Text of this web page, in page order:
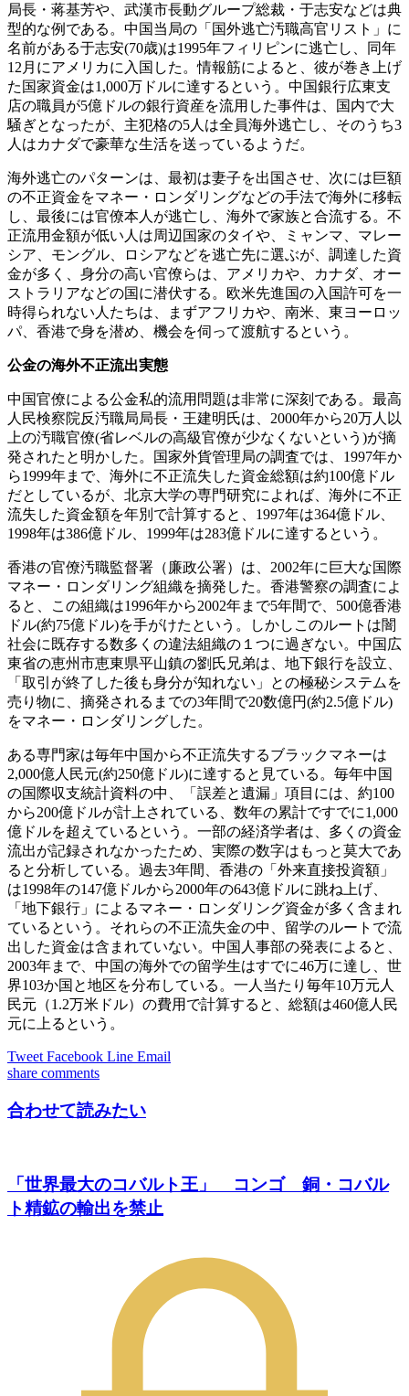
局長・蒋基芳や、武漢市長動グループ総裁・于志安などは典
型的な例である。中国当局の「国外逃亡汚職高官リスト」に
名前がある于志安(70歳)は1995年フィリピンに逃亡し、同年
12月にアメリカに入国した。情報筋によると、彼が巻き上げ
た国家資金は1,000万ドルに達するという。中国銀行広東支
店の職員が5億ドルの銀行資産を流用した事件は、国内で大
騒ぎとなったが、主犯格の5人は全員海外逃亡し、そのうち3
人はカナダで豪華な生活を送っているようだ。
海外逃亡のパターンは、最初は妻子を出国させ、次には巨額
の不正資金をマネー・ロンダリングなどの手法で海外に移転
し、最後には官僚本人が逃亡し、海外で家族と合流する。不
正流用金額が低い人は周辺国家のタイや、ミャンマ、マレー
シア、モングル、ロシアなどを逃亡先に選ぶが、調達した資
金が多く、身分の高い官僚らは、アメリカや、カナダ、オー
ストラリアなどの国に潜伏する。欧米先進国の入国許可を一
時得られない人たちは、まずアフリカや、南米、東ヨーロッ
パ、香港で身を潜め、機会を伺って渡航するという。
公金の海外不正流出実態
中国官僚による公金私的流用問題は非常に深刻である。最高
人民検察院反汚職局局長・王建明氏は、2000年から20万人以
上の汚職官僚(省レベルの高級官僚が少なくないという)が摘
発されたと明かした。国家外貨管理局の調査では、1997年か
ら1999年まで、海外に不正流失した資金総額は約100億ドル
だとしているが、北京大学の専門研究によれば、海外に不正
流失した資金額を年別で計算すると、1997年は364億ドル、
1998年は386億ドル、1999年は283億ドルに達するという。
香港の官僚汚職監督署（廉政公署）は、2002年に巨大な国際
マネー・ロンダリング組織を摘発した。香港警察の調査によ
ると、この組織は1996年から2002年まで5年間で、500億香港
ドル(約75億ドル)を手がけたという。しかしこのルートは闇
社会に既存する数多くの違法組織の１つに過ぎない。中国広
東省の恵州市恵東県平山鎮の劉氏兄弟は、地下銀行を設立、
「取引が終了した後も身分が知れない」との極秘システムを
売り物に、摘発されるまでの3年間で20数億円(約2.5億ドル)
をマネー・ロンダリングした。
ある専門家は毎年中国から不正流失するブラックマネーは
2,000億人民元(約250億ドル)に達すると見ている。毎年中国
の国際収支統計資料の中、「誤差と遺漏」項目には、約100
から200億ドルが計上されている、数年の累計ですでに1,000
億ドルを超えているという。一部の経済学者は、多くの資金
流出が記録されなかったため、実際の数字はもっと莫大であ
ると分析している。過去3年間、香港の「外来直接投資額」
は1998年の147億ドルから2000年の643億ドルに跳ね上げ、
「地下銀行」によるマネー・ロンダリング資金が多く含まれ
ているという。それらの不正流失金の中、留学のルートで流
出した資金は含まれていない。中国人事部の発表によると、
2003年まで、中国の海外での留学生はすでに46万に達し、世
界103か国と地区を分布している。一人当たり毎年10万元人
民元（1.2万米ドル）の費用で計算すると、総額は460億人民
元に上るという。
Tweet Facebook Line Email
share comments
合わせて読みたい
「世界最大のコバルト王」 コンゴ 銅・コバル
ト精鉱の輸出を禁止